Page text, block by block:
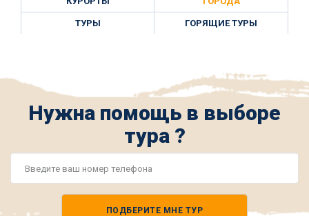
ТУРЫ ГОРЯЩИЕ ТУРЫ
Нужна помощь в выборе
тура ?
ПОДБЕРИТЕ МНЕ ТУР